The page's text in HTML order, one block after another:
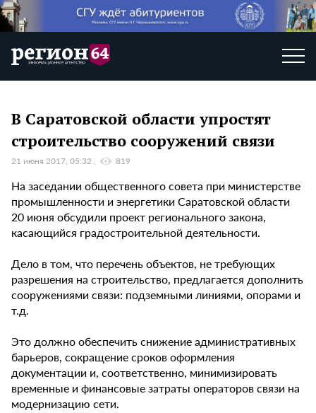
В Саратовской области упростят
строительство сооружений связи
21 июня 2017, 05:32 819
На заседании общественного совета при министерстве
промышленности и энергетики Саратовской области
20 июня обсудили проект регионального закона,
касающийся градостроительной деятельности.
Дело в том, что перечень объектов, не требующих
разрешения на строительство, предлагается дополнить
сооружениями связи: подземными линиями, опорами и
т.д.
Это должно обеспечить снижение административных
барьеров, сокращение сроков оформления
документации и, соответственно, минимизировать
временные и финансовые затраты операторов связи на
модернизацию сети.